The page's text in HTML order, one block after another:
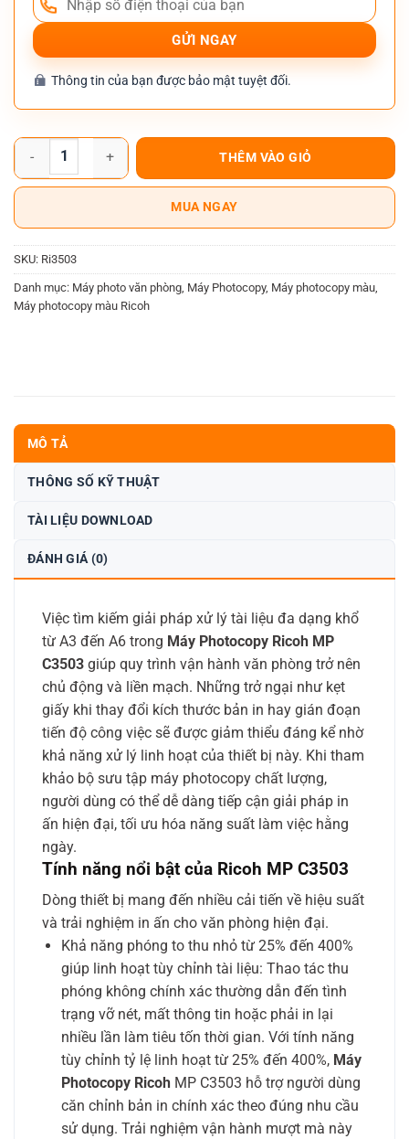
Thông tin của bạn được bảo mật tuyệt đối.
Máy Photocopy Ricoh MP C3503 số lượng
THÊM VÀO GIỎ
MUA NGAY
SKU: Ri3503
Danh mục: Máy photo văn phòng Máy Photocopy, Máy photocopy màu
Máy photocopy màu Ricoh
MÔ TẢ
THÔNG SỐ KỸ THUẬT
TÀI LIỆU DOWNLOAD
ĐÁNH GIÁ (0)
Việc tìm kiếm giải pháp xử lý tài liệu đa dạng khổ
từ A3 đến A6 trong Máy Photocopy Ricoh MP
C3503 giúp quy trình vận hành văn phòng trở nên
chủ động và liền mạch. Những trở ngại như kẹt
giấy khi thay đổi kích thước bản in hay gián đoạn
tiến độ công việc sẽ được giảm thiểu đáng kể nhờ
khả năng xử lý linh hoạt của thiết bị này. Khi tham
khảo bộ sưu tập máy photocopy chất lượng,
người dùng có thể dễ dàng tiếp cận giải pháp in
ấn hiện đại, tối ưu hóa năng suất làm việc hằng
ngày.
Tính năng nổi bật của Ricoh MP C3503
Dòng thiết bị mang đến nhiều cải tiến về hiệu suất
và trải nghiệm in ấn cho văn phòng hiện đại.
Khả năng phóng to thu nhỏ từ 25% đến 400%
giúp linh hoạt tùy chỉnh tài liệu: Thao tác thu
phóng không chính xác thường dẫn đến tình
trạng vỡ nét, mất thông tin hoặc phải in lại
nhiều lần làm tiêu tốn thời gian. Với tính năng
tùy chỉnh tỷ lệ linh hoạt từ 25% đến 400%, Máy
Photocopy RicohMP C3503 hỗ trợ người dùng
căn chỉnh bản in chính xác theo đúng nhu cầu
sử dụng. Trải nghiệm vận hành mượt mà này